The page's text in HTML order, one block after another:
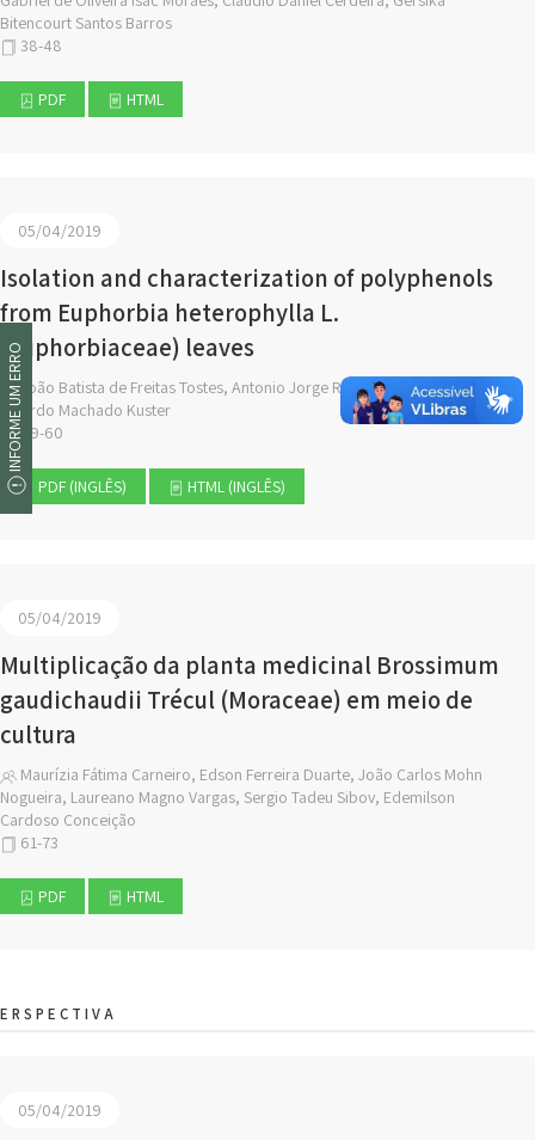
Bitencourt Santos Barros
38-48
PDF HTML
05/04/2019
Isolation and characterization of polyphenols
from Euphorbia heterophylla L.
(Euphorbiaceae) leaves
João Batista de Freitas Tostes, Antonio Jorge Ribeiro da Silva,
Ricardo Machado Kuster
49-60
PDF (INGLÊS) HTML (INGLÊS)
05/04/2019
Multiplicação da planta medicinal Brossimum
gaudichaudii Trécul (Moraceae) em meio de
cultura
Maurízia Fátima Carneiro, Edson Ferreira Duarte, João Carlos Mohn
Nogueira, Laureano Magno Vargas, Sergio Tadeu Sibov, Edemilson
Cardoso Conceição
61-73
PDF HTML
05/04/2019
INFORME UM ERRO